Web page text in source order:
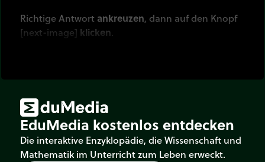
Richtige Antwort ankreuzen, dann auf den Knopf
[next-image] klicken.
EduMedia kostenlos entdecken
Die interaktive Enzyklopädie, die Wissenschaft und
Mathematik im Unterricht zum Leben erweckt.